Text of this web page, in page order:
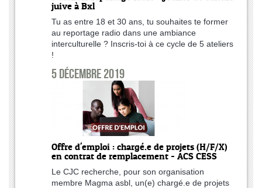
juive à Bxl
Tu as entre 18 et 30 ans, tu souhaites te former
au reportage radio dans une ambiance
interculturelle ? Inscris-toi à ce cycle de 5 ateliers
!
5 décembre 2019
Offre d'emploi : chargé.e de projets (H/F/X)
en contrat de remplacement - ACS CESS
Le CJC recherche, pour son organisation
membre Magma asbl, un(e) chargé.e de projets